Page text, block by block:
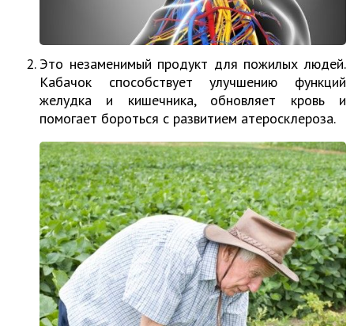
Это незаменимый продукт для пожилых людей.
Кабачок способствует улучшению функций
желудка и кишечника, обновляет кровь и
помогает бороться с развитием атеросклероза.